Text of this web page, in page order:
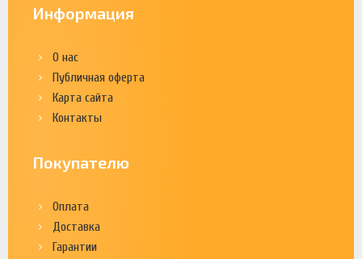
Информация
О нас
Публичная оферта
Карта сайта
Контакты
Покупателю
Оплата
Доставка
Гарантии